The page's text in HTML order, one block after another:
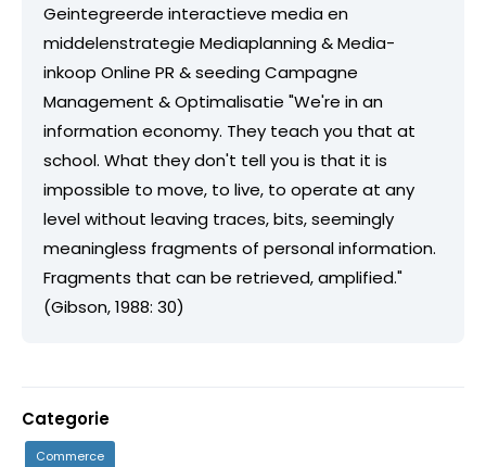
Geintegreerde interactieve media en
middelenstrategie Mediaplanning & Media-
inkoop Online PR & seeding Campagne
Management & Optimalisatie "We're in an
information economy. They teach you that at
school. What they don't tell you is that it is
impossible to move, to live, to operate at any
level without leaving traces, bits, seemingly
meaningless fragments of personal information.
Fragments that can be retrieved, amplified."
(Gibson, 1988: 30)
Categorie
Commerce